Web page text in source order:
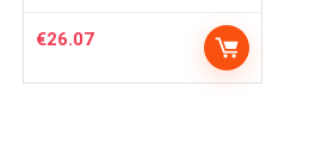
€26.07